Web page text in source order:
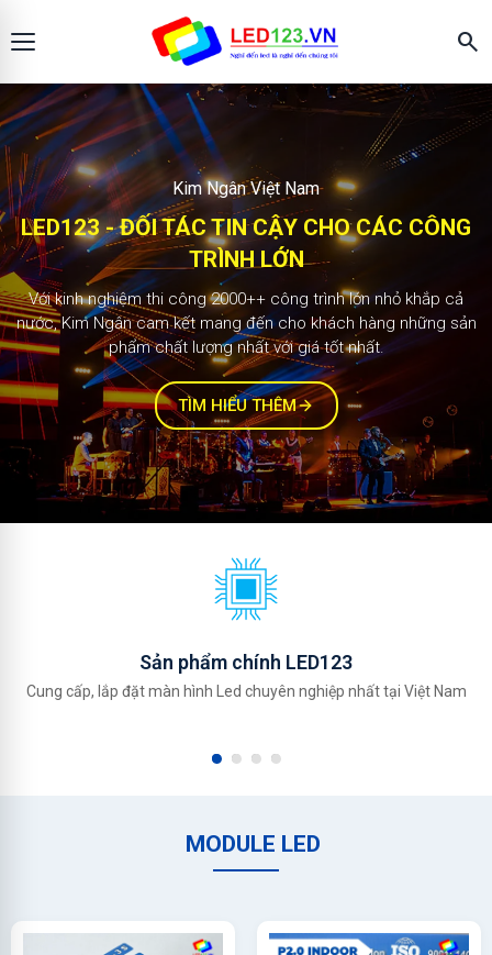
search
2.000+ công trình
Màn hình LED123
KIM NGÂN - ĐỐI TÁC TIN CẬY CHO CÁC
CÔNG TRÌNH LỚN
Với kinh nghiệm thi công 1000++ công trình lớn nhỏ khắp cả
nước, Kim Ngân cam kết mang đến cho khách hàng những sản
phẩm chất lượng nhất với giá tốt nhất.
TÌM HIỂU THÊM
Sản phẩm chính LED123
Cung cấp, lắp đặt màn hình Led chuyên nghiệp nhất tại Việt Nam
MODULE LED